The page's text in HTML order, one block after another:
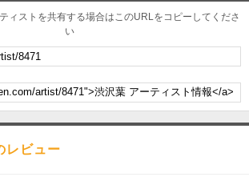
ィストを共有する場合はこのURLをコピーしてくださ
い
レビュー